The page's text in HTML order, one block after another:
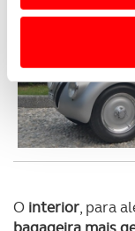
o acesso a
personalizar
funcionalidades
analisar dados de
utilização do
parceiros e
O interior, para